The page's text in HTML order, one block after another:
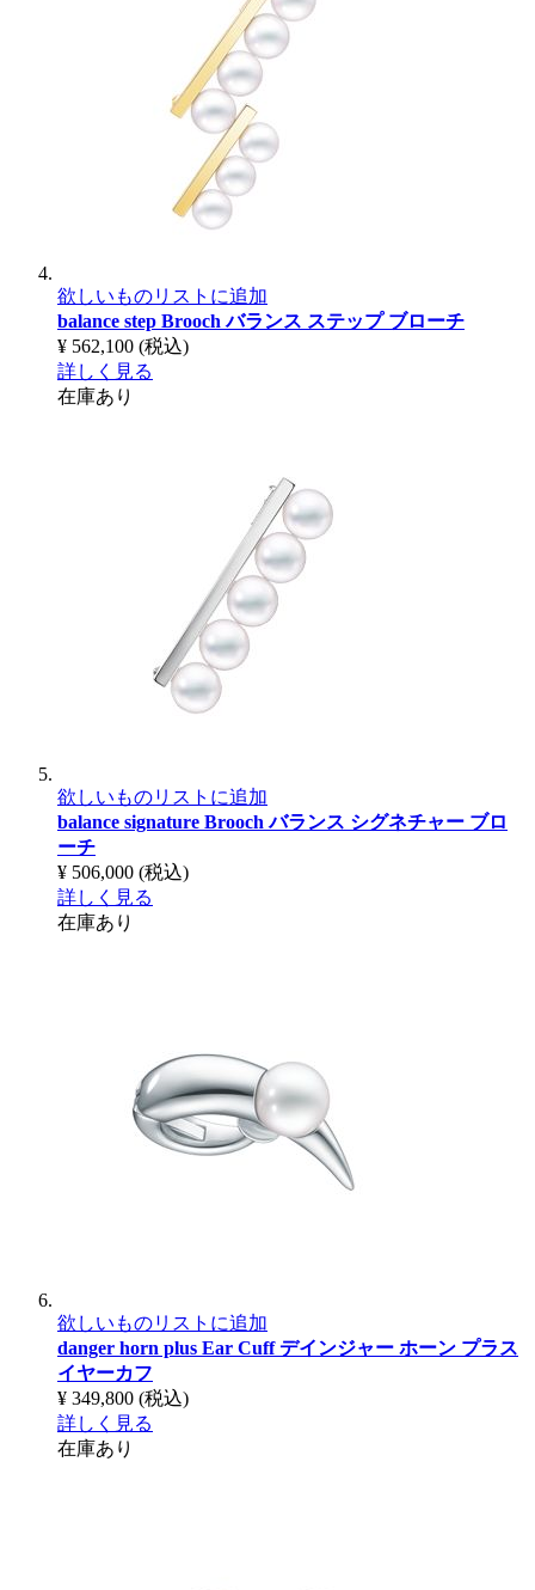
欲しいものリストに追加
balance step Broochバランス ステップ ブローチ
¥ 562,100 (税込)
詳しく見る
在庫あり
欲しいものリストに追加
balance signature Broochバランス シグネチャー ブロ
ーチ
¥ 506,000 (税込)
詳しく見る
在庫あり
欲しいものリストに追加
danger horn plus Ear Cuffデインジャー ホーン プラス
イヤーカフ
¥ 349,800 (税込)
詳しく見る
在庫あり